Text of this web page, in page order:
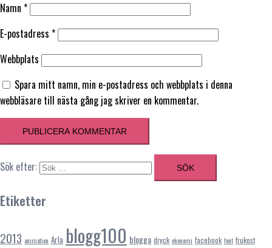
Namn *
E-postadress *
Webbplats
Spara mitt namn, min e-postadress och webbplats i denna
webbläsare till nästa gång jag skriver en kommentar.
Sök efter:
Etiketter
2013 animation Arla blogg100 blogga dryck ekonomi facebook font frukost